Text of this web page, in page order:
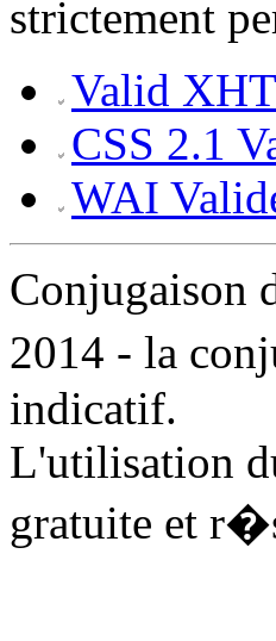
strictement
Valid
CSS 2.1
WAI
2014 - la
indicatif.
L'utilisation
gratuite et